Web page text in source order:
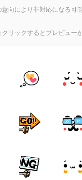
向により非対応になる可
リックするとプレビュー